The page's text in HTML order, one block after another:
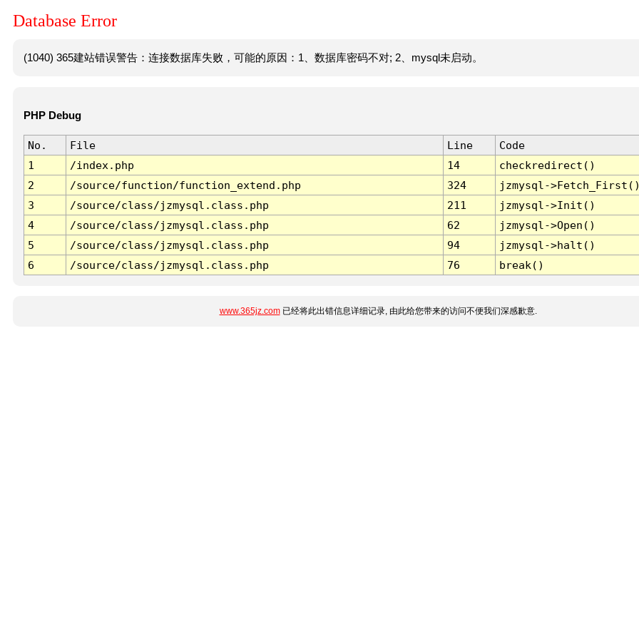
Database Error
(1040) 365建站错误警告：连接数据库失败，可能的原因：1、数据库密码不对; 2、mysql未启动。
PHP Debug
No. File Line
Code
1
/index.php 14
checkredirect()
2
/source/function/function_extend.php 324
jzmysql-
3
/source/class/jzmysql.class.php 211
jzmysql->Init()
4
/source/class/jzmysql.class.php 62
jzmysql->Open()
5
/source/class/jzmysql.class.php 94
jzmysql->halt()
6
/source/class/jzmysql.class.php 76 break()
www.365jz.com已经将此出错信息详细记录, 由此给您带来的访问不便我们深感歉意.